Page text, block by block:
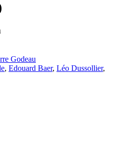
Godeau
, Edouard Baer, Léo Dussollier,